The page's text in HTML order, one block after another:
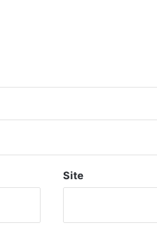
Site